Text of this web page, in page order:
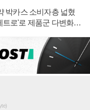
박카스 소비자층 넓혔
트로'로 제품군 다변화